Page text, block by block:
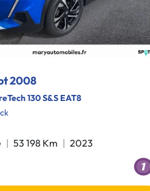
2008
130 S&S EAT8
53 198 Km
2023